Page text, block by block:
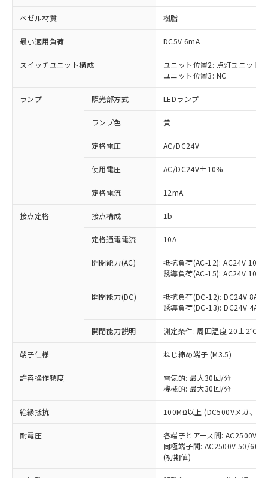
ベゼル材質 樹脂
最小適用負荷 DC5V 6mA
スイッチユニット構成
ユニット位置2: 点灯ユニット
ユニット位置3: NC
ランプ 照光部方式 LEDランプ
ランプ色 黄
定格電圧 AC/DC24V
使用電圧 AC/DC24V±10%
定格電流 12mA
接点定格 接点構成 1b
定格通電電流 10A
開閉能力(AC)
抵抗負荷(AC-12): AC24V 10A/
誘導負荷(AC-15): AC24V
開閉能力(DC)
抵抗負荷(DC-12): DC24V 8A/
誘導負荷(DC-13): DC24V 4A/
開閉能力説明 測定条件: 周囲温度 20±2℃、
端子仕様 ねじ締め端子 (M3.5)
許容操作頻度
電気的: 最大30回/分
機械的: 最大30回/分
絶縁抵抗 100MΩ以上 (DC500Vメガ、点
耐電圧
各端子とアース間: AC2500V
同極端子間: AC2500V 50/
(初期値)
ご利用条件
以下の条件をお読みいただき、同意のうえ
ご利用ください。
本サービスは、当社制御機器事業取扱
商品の当社在庫状況および標準価格
(税抜)を提供させていただくもので
当社制御機器事業取扱商品の中には、
本サービスの対象外となる商品もある
ことをご了承ください。
在庫状況および標準価格照会結果は、
記載している更新日時点での社内デー
タに基づき作成されるものであり、閲
覧された時点での実際の在庫および標
準価格とは異なる場合があることをご
※1 対応状況
対応済み：EU RoHS指令（10物質）の
非含有に対応した製品が提供可能な商品で
対応予定：EU RoHS指令（10物質）の非含
有に対応した製品に切り替える予定のある
対応予定なし：EU RoHS指令（10物質）の
非含有に非対応の商品で、対応品を出す予
定はありません。
調査・確認中：EU RoHS指令（10物質）の
非含有の対応状況を調査中または確認中の
非該当品：ライセンス料など無形物で、有
害物質有無と関係のない商品です。
仕入先様の事情により、非含有部品として
いたものが、含有品と判明した場合などや
むを得ず変更することがあります。
鉛(Pb) 1000ppm以下、 水銀(Hg) 1000ppm以下、 カド
六価クロム(Cr(Ⅵ)) 1000ppm以下、ポリ臭化ビフェニル
類(PBB) 1000ppm以下、ポリ臭化ジフェニルエーテル類
(PBDE) 1000ppm以下、フタル酸ビス(2-エチルヘキシ
※1 中国RoHS○×表
「○」：最大均質材料含有率が中国RoHSの
基準値以下であることを示します。
「×」：最大均質材料含有率が中国RoHSの
基準値を超えていることを示します。
「－」：未確認です。当社販売部門へお問
い合わせください。
*中国RoHS10物質の基準値 (GB/T26572)：
Pb(鉛) :1000ppm、 Hg(水銀) : 1000ppm、 Cd(カドミウ
Cr(Ⅵ)(六価クロム) : 1000ppm、 PBBs(ポリ臭化ビフェ
当社は、これら貴社製品のうち、外国
為替および外国貿易法に定める商品
（以下｢規制貨物等」という）を輸出
国政府の輸出許可(または役務取引許
可)を取得するなどの必要な手続きを